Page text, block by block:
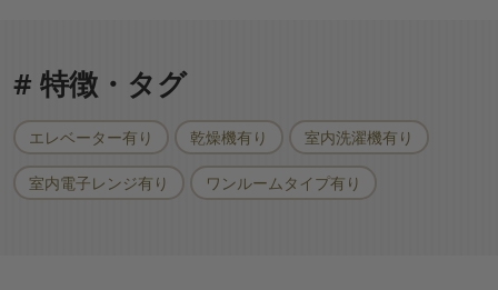
# 特徴・タグ
エレベーター有り 乾燥機有り 室内洗濯機有り
室内電子レンジ有り ワンルームタイプ有り